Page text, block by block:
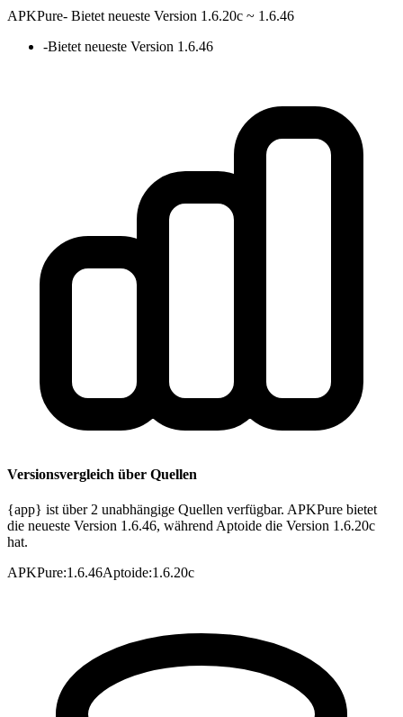
APKPure- Bietet neueste Version 1.6.20c ~ 1.6.46
-Bietet neueste Version 1.6.46
Versionsvergleich über Quellen
{app} ist über 2 unabhängige Quellen verfügbar. APKPure bietet
die neueste Version 1.6.46, während Aptoide die Version 1.6.20c
hat.
APKPure:1.6.46Aptoide:1.6.20c